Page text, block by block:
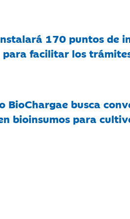
170 puntos de
facilitar los
BioChargae busca
bioinsumos para